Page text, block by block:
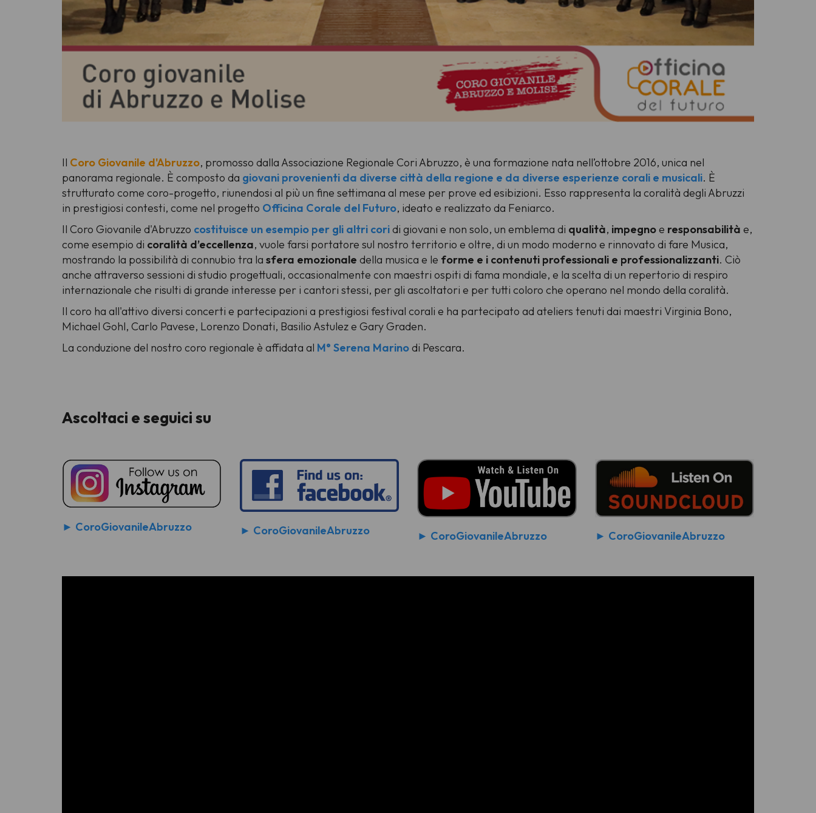
Il Coro Giovanile d'Abruzzo, promosso dalla Associazione Regionale Cori Abruzzo, è una formazione nata nell’ottobre 2016, unica nel
panorama regionale. È composto da giovani provenienti da diverse città della regione e da diverse esperienze corali e musicali. È
strutturato come coro-progetto, riunendosi al più un fine settimana al mese per prove ed esibizioni. Esso rappresenta la coralità degli Abruzzi
in prestigiosi contesti, come nel progetto Officina Corale del Futuro, ideato e realizzato da Feniarco.
Il Coro Giovanile d'Abruzzo costituisce un esempio per gli altri coridi giovani e non solo, un emblema di qualità, impegnoe responsabilità e,
come esempio di coralità d’eccellenza, vuole farsi portatore sul nostro territorio e oltre, di un modo moderno e rinnovato di fare Musica,
mostrando la possibilità di connubio tra la sfera emozionale della musica e le forme e i contenuti professionali e professionalizzanti. Ciò
anche attraverso sessioni di studio progettuali, occasionalmente con maestri ospiti di fama mondiale, e la scelta di un repertorio di respiro
internazionale che risulti di grande interesse per i cantori stessi, per gli ascoltatori e per tutti coloro che operano nel mondo della coralità.
Il coro ha all'attivo diversi concerti e partecipazioni a prestigiosi festival corali e ha partecipato ad ateliers tenuti dai maestri Virginia Bono,
Michael Gohl, Carlo Pavese, Lorenzo Donati, Basilio Astulez e Gary Graden.
La conduzione del nostro coro regionale è affidata al M° Serena Marinodi Pescara.
Ascoltaci e seguici su
► CoroGiovanileAbruzzo ► CoroGiovanileAbruzzo ► CoroGiovanileAbruzzo ► CoroGiovanileAbruzzo